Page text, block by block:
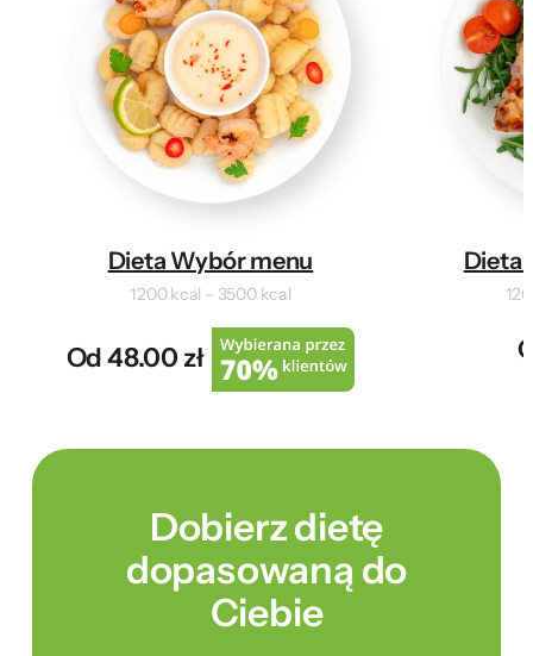
Dieta Wybór menu
1200 kcal – 3500 kcal
Od 48.00 zł
Dieta
Dobierz dietę
dopasowaną do
Ciebie